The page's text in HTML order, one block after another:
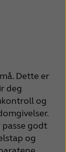
Dette er
deg
og
godt
og